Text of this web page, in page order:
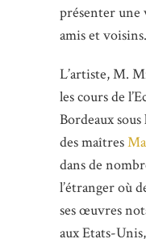
présenter une
amis et voisins.
L’artiste, M.
les cours de
Bordeaux
des maîtres
dans de
l’étranger où
ses œuvres
aux Etats-